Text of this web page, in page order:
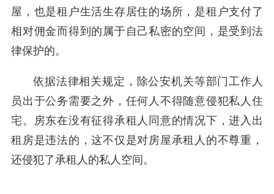
屋，也是租户生活生存居住的场所，是租户支付了
相对佣金而得到的属于自己私密的空间，是受到法
律保护的。
依据法律相关规定，除公安机关等部门工作人
员出于公务需要之外，任何人不得随意侵犯私人住
宅。房东在没有征得承租人同意的情况下，进入出
租房是违法的，这不仅是对房屋承租人的不尊重，
还侵犯了承租人的私人空间。